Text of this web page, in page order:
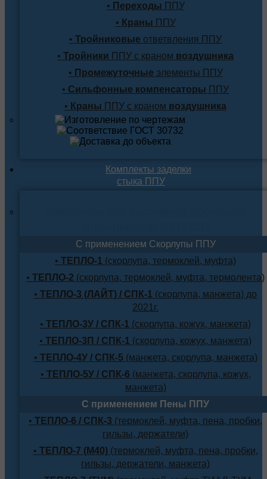
• Переходы ППУ
• Краны ППУ
• Тройниковые ответвления ППУ
• Тройники ППУ с краном воздушника
• Промежуточные элементы ППУ
• Сильфонные компенсаторы ППУ
• Краны ППУ с краном воздушника
Комплекты заделки
стыка ППУ
С применением Скорлупы ППУ
• ТЕПЛО-1 (скорлупа, термоклей, муфта)
• ТЕПЛО-2 (скорлупа, термоклей, муфта, термолента)
• ТЕПЛО-3 (ЛАЙТ) / СПК-1 (скорлупа, манжета) до
2021г.
• ТЕПЛО-3У / СПК-1 (скорлупа, кожух, манжета)
• ТЕПЛО-3П / СПК-1 (скорлупа, кожух, манжета)
• ТЕПЛО-4У / СПК-5 (манжета, скорлупа, манжета)
• ТЕПЛО-5У / СПК-6 (манжета, скорлупа, кожух,
манжета)
С применением Пены ППУ
• ТЕПЛО-6 / СПК-3 (термоклей, муфта, пена, пробки,
гильзы, держатели)
• ТЕПЛО-7 (М40)(термоклей, муфта, пена, пробки,
гильзы, держатели, манжета)